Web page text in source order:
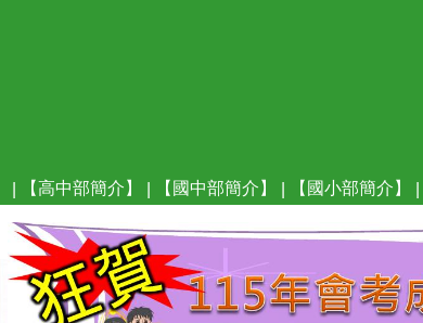
【高中部簡介】 【國中部簡介】 【國小部簡介】